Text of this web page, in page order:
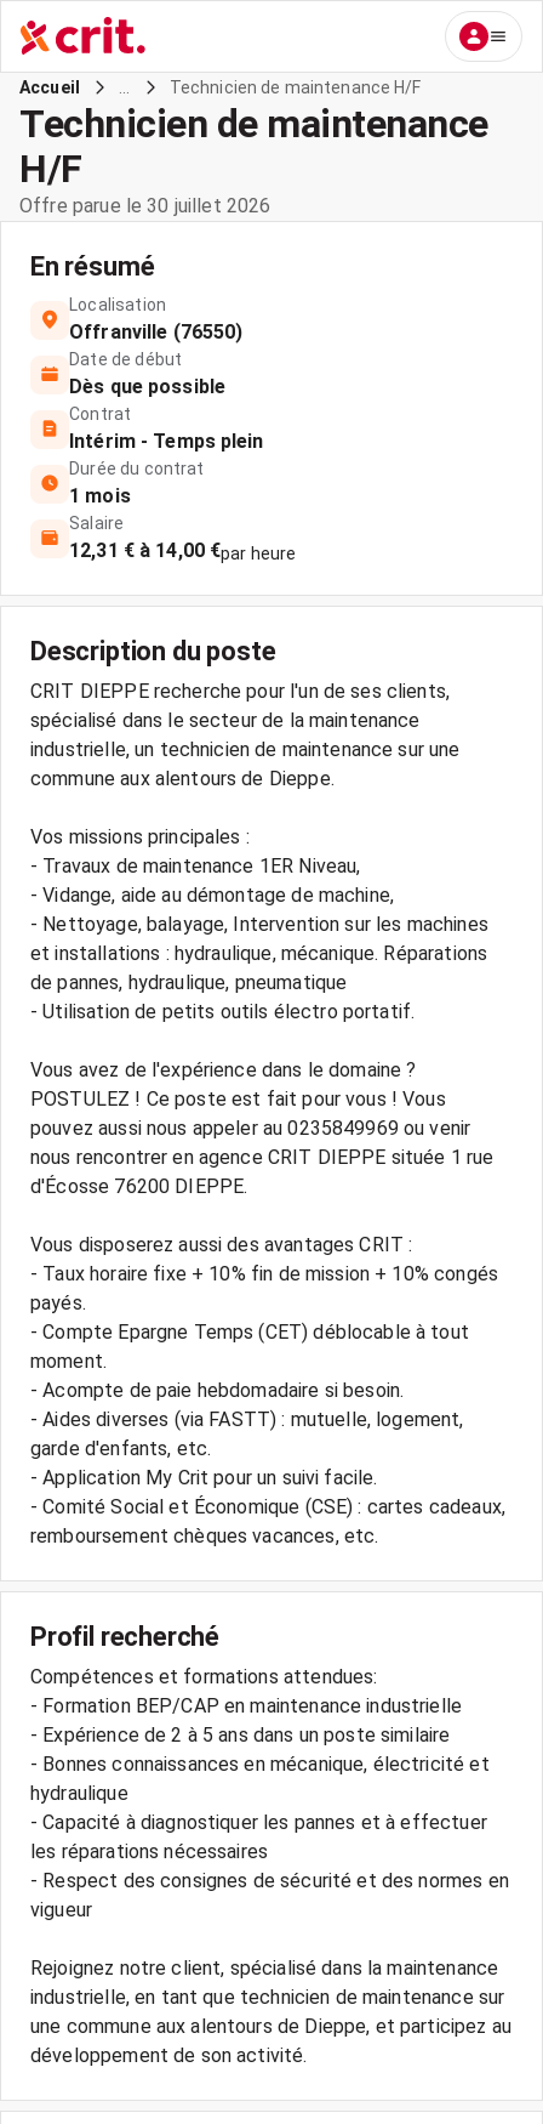
Accueil Technicien de maintenance H/F
Technicien de maintenance
H/F
Offre parue le 30 juillet 2026
En résumé
Localisation
Offranville (76550)
Date de début
Dès que possible
Contrat
Intérim - Temps plein
Durée du contrat
1 mois
Salaire
12,31 € à 14,00 €par heure
Description du poste
CRIT DIEPPE recherche pour l'un de ses clients,
spécialisé dans le secteur de la maintenance
industrielle, un technicien de maintenance sur une
commune aux alentours de Dieppe.
Vos missions principales :
- Travaux de maintenance 1ER Niveau,
- Vidange, aide au démontage de machine,
- Nettoyage, balayage, Intervention sur les machines
et installations : hydraulique, mécanique. Réparations
de pannes, hydraulique, pneumatique
- Utilisation de petits outils électro portatif.
Vous avez de l'expérience dans le domaine ?
POSTULEZ ! Ce poste est fait pour vous ! Vous
pouvez aussi nous appeler au 0235849969 ou venir
nous rencontrer en agence CRIT DIEPPE située 1 rue
d'Écosse 76200 DIEPPE.
Vous disposerez aussi des avantages CRIT :
- Taux horaire fixe + 10% fin de mission + 10% congés
payés.
- Compte Epargne Temps (CET) déblocable à tout
moment.
- Acompte de paie hebdomadaire si besoin.
- Aides diverses (via FASTT) : mutuelle, logement,
garde d'enfants, etc.
- Application My Crit pour un suivi facile.
- Comité Social et Économique (CSE) : cartes cadeaux,
Profil recherché
Compétences et formations attendues:
- Formation BEP/CAP en maintenance industrielle
- Expérience de 2 à 5 ans dans un poste similaire
- Bonnes connaissances en mécanique, électricité et
hydraulique
- Capacité à diagnostiquer les pannes et à effectuer
les réparations nécessaires
- Respect des consignes de sécurité et des normes en
vigueur
Rejoignez notre client, spécialisé dans la maintenance
industrielle, en tant que technicien de maintenance sur
une commune aux alentours de Dieppe, et participez au